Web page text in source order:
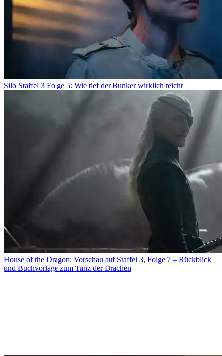
Silo Staffel 3 Folge 5: Wie tief der Bunker wirklich reicht
House of the Dragon: Vorschau auf Staffel 3, Folge 7 – Rückblick
und Buchvorlage zum Tanz der Drachen